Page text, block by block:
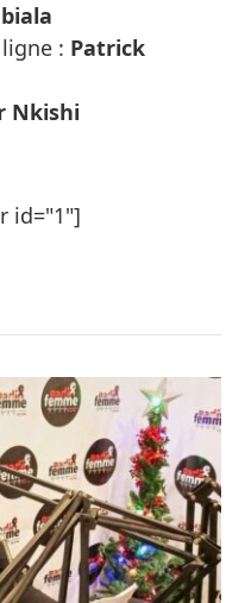
: Patrick
Nkishi
id="1"]